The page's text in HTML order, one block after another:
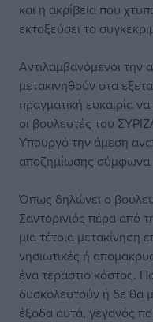
και η ακρίβεια που
εκτοξεύσει το
Αντιλαμβανόμενοι την
μετακινηθούν στα
πραγματική ευκαιρία
οι βουλευτές του
Υπουργό την άμεση
αποζημίωσης σύμφωνα
Όπως δηλώνει ο
Σαντορινιός πέρα από
μια τέτοια μετακίνηση
νησιωτικές ή
ένα τεράστιο κόστος.
δυσκολευτούν ή δε θα
έξοδα αυτά, γεγονός